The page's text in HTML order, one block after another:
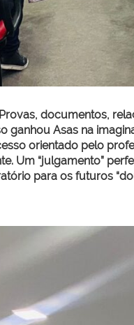
documentos,
ganhou Asas na
orientado pelo
Um “julgamento”
para os futuros